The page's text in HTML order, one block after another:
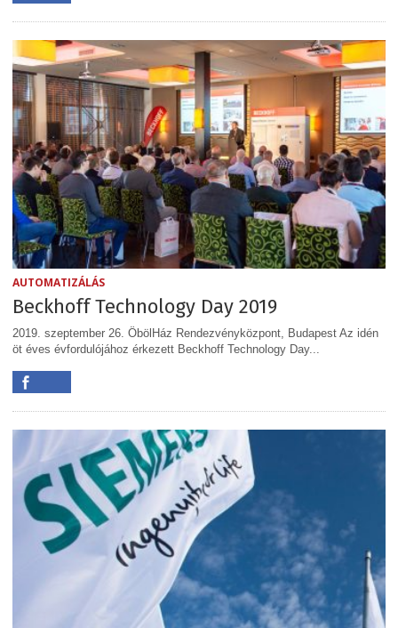
AUTOMATIZÁLÁS
Beckhoff Technology Day 2019
2019. szeptember 26. ÖbölHáz Rendezvényközpont, Budapest Az idén
öt éves évfordulójához érkezett Beckhoff Technology Day...